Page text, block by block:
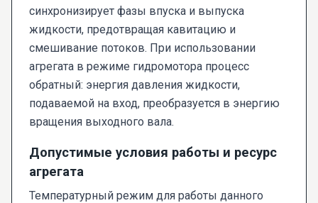
синхронизирует фазы впуска и выпуска
жидкости, предотвращая кавитацию и
смешивание потоков. При использовании
агрегата в режиме гидромотора процесс
обратный: энергия давления жидкости,
подаваемой на вход, преобразуется в энергию
вращения выходного вала.
Допустимые условия работы и ресурс
агрегата
Температурный режим для работы данного